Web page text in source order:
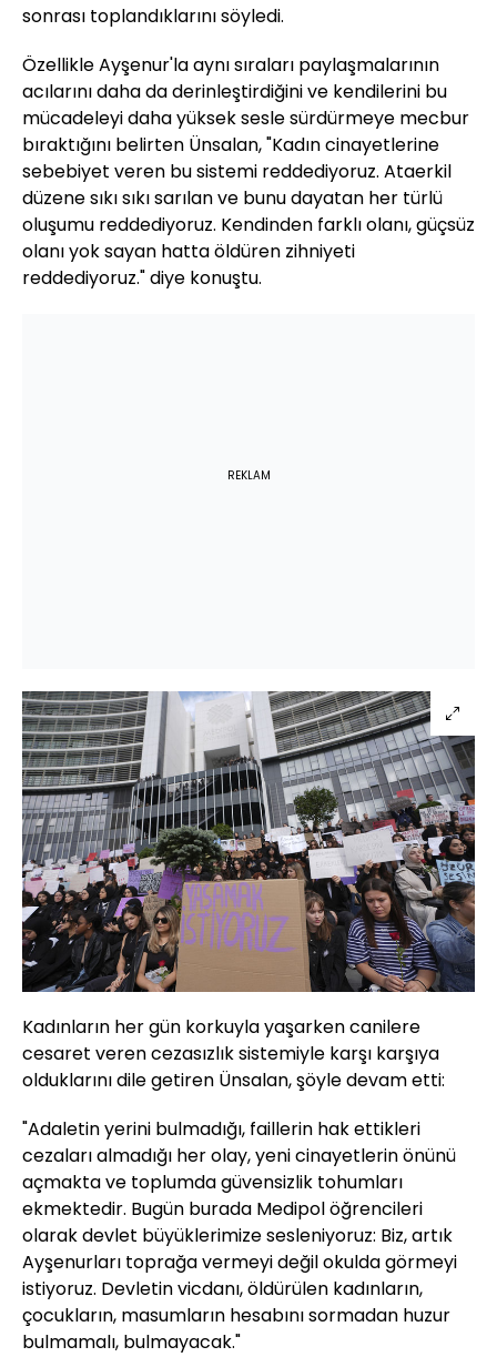
sonrası toplandıklarını söyledi.
Özellikle Ayşenur'la aynı sıraları paylaşmalarının
acılarını daha da derinleştirdiğini ve kendilerini bu
mücadeleyi daha yüksek sesle sürdürmeye mecbur
bıraktığını belirten Ünsalan, "Kadın cinayetlerine
sebebiyet veren bu sistemi reddediyoruz. Ataerkil
düzene sıkı sıkı sarılan ve bunu dayatan her türlü
oluşumu reddediyoruz. Kendinden farklı olanı, güçsüz
olanı yok sayan hatta öldüren zihniyeti
reddediyoruz." diye konuştu.
REKLAM
Kadınların her gün korkuyla yaşarken canilere
cesaret veren cezasızlık sistemiyle karşı karşıya
olduklarını dile getiren Ünsalan, şöyle devam etti:
"Adaletin yerini bulmadığı, faillerin hak ettikleri
cezaları almadığı her olay, yeni cinayetlerin önünü
açmakta ve toplumda güvensizlik tohumları
ekmektedir. Bugün burada Medipol öğrencileri
olarak devlet büyüklerimize sesleniyoruz: Biz, artık
Ayşenurları toprağa vermeyi değil okulda görmeyi
istiyoruz. Devletin vicdanı, öldürülen kadınların,
çocukların, masumların hesabını sormadan huzur
bulmamalı, bulmayacak."